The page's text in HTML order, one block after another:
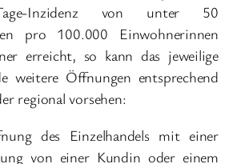
Inzidenz von unter 50
pro 100.000 Einwohnerinnen
erreicht, so kann das jeweilige
weitere Öffnungen entsprechend
regional vorsehen:
des Einzelhandels mit einer
von einer Kundin oder einem